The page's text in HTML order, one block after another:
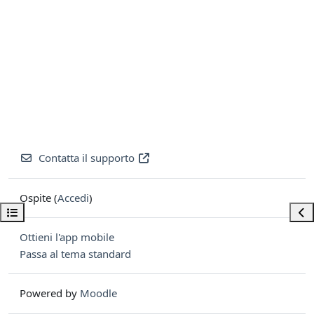
Apri indice del corso
Contatta il supporto
Ospite (Accedi)
Ottieni l'app mobile
Passa al tema standard
Powered by Moodle